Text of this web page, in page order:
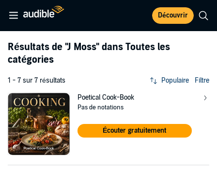
Découvrir
Résultats de "J Moss" dans Toutes les
catégories
1 - 7 sur 7 résultats Populaire Filtre
Poetical Cook-Book
Pas de notations
Écouter gratuitement